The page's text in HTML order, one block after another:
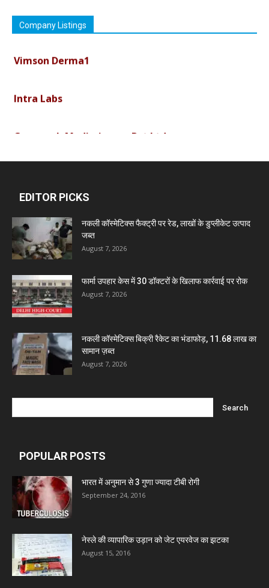
Company Listings
Vimson Derma1
Intra Labs
Curemark Medisciences Pvt Ltd
Invision Pharma Limited
Ben Pharmaceuticals
Marxx Pharma
Mcneil & Argus Pharmaceuticals Limited
Nitin Lifesciences Ltd.
Leeford Healthcare Ltd
Admac Group Companies
Deep Shree Pharmaceuticals
EDITOR PICKS
नकली कॉस्मेटिक्स फैक्ट्री पर रेड, लाखों के डुप्लीकेट उत्पाद
जब्त
August 7, 2026
फार्मा उपहार केस में 30 डॉक्टरों के खिलाफ कार्रवाई पर रोक
August 7, 2026
नकली कॉस्मेटिक्स बिक्री रैकेट का भंडाफोड़, 11.68 लाख का
सामान ज़ब्त
August 7, 2026
POPULAR POSTS
भारत में अनुमान से 3 गुणा ज्यादा टीबी रोगी
September 24, 2016
नेस्ले की व्यापारिक उड़ान को जेट एयरवेज का झटका
August 15, 2016